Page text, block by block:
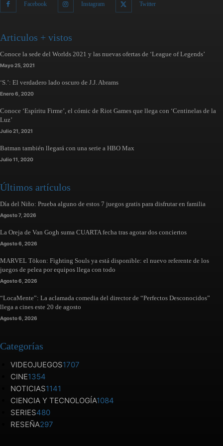
Facebook Instagram Twitter
Articulos + vistos
Conoce la sede del Worlds 2021 y las nuevas ofertas de ‘League of Legends’
Mayo 25, 2021
‘S.’: El verdadero lado oscuro de J.J. Abrams
Enero 6, 2020
Conoce ‘Espíritu Firme’, el cómic de Riot Games que llega con ‘Centinelas de la
Luz’
Julio 21, 2021
Batman también llegará con una serie a HBO Max
Julio 11, 2020
Últimos artículos
Día del Niño: Prueba alguno de estos 7 juegos gratis para disfrutar en familia
Agosto 7, 2026
La Oreja de Van Gogh suma CUARTA fecha tras agotar dos conciertos
Agosto 6, 2026
MARVEL Tōkon: Fighting Souls ya está disponible: el nuevo referente de los
juegos de pelea por equipos llega con todo
Agosto 6, 2026
“LocaMente”: La aclamada comedia del director de “Perfectos Desconocidos”
llega a cines este 20 de agosto
Agosto 6, 2026
Categorías
VIDEOJUEGOS1707
CINE1354
NOTICIAS1141
CIENCIA Y TECNOLOGÍA1084
SERIES480
RESEÑA297